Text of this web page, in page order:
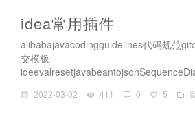
idea常用插件
alibabajavacodingguidelines代码规范
交模板
2022-03-02 411 0 5